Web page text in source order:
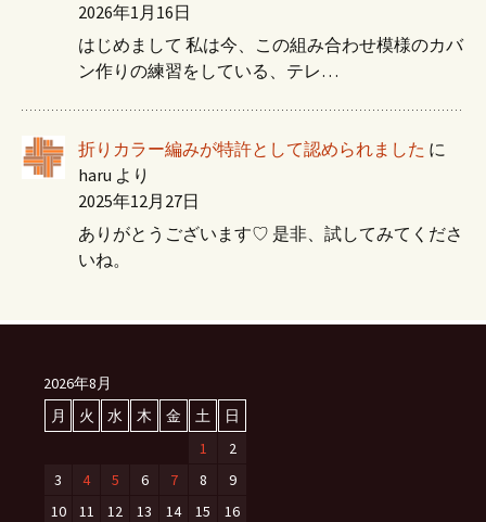
2026年1月16日
はじめまして 私は今、この組み合わせ模様のカバ
ン作りの練習をしている、テレ…
折りカラー編みが特許として認められました に
haru より
2025年12月27日
ありがとうございます♡ 是非、試してみてくださ
いね。
2026年8月
月
火 水 木 金 土
日
1
2
3
4 5 6 7 8
9
10
11 12 13 14 15
16